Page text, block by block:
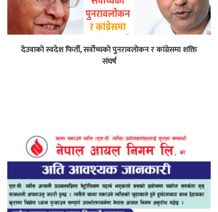
देउवाको स्वदेश फिर्ती, सर्वोच्चको पुनरावलोकन र कांग्रेसमा शक्ति
संघर्ष